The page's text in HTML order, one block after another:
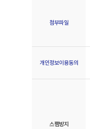
첨부파일
개인정보이용동의
스팸방지